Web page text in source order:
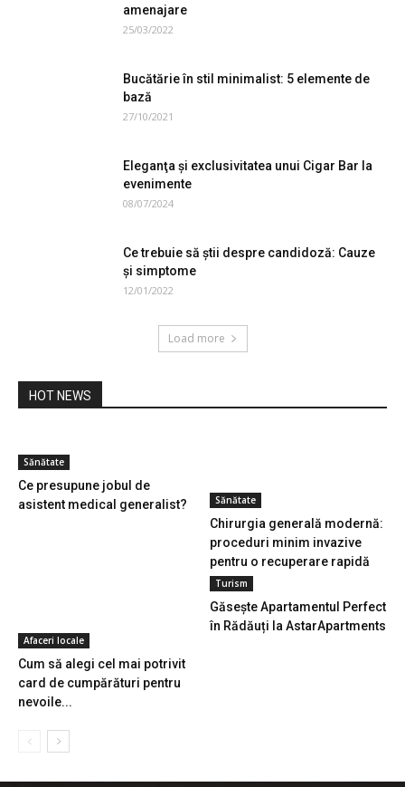
amenajare
25/03/2022
Bucătărie în stil minimalist: 5 elemente de
bază
27/10/2021
Eleganţa şi exclusivitatea unui Cigar Bar la
evenimente
08/07/2024
Ce trebuie să știi despre candidoză: Cauze
și simptome
12/01/2022
Load more
HOT NEWS
Sănătate
Ce presupune jobul de
asistent medical generalist?
Sănătate
Chirurgia generală modernă:
proceduri minim invazive
pentru o recuperare rapidă
Afaceri locale
Cum să alegi cel mai potrivit
card de cumpărături pentru
nevoile...
Turism
Găsește Apartamentul Perfect
în Rădăuți la AstarApartments